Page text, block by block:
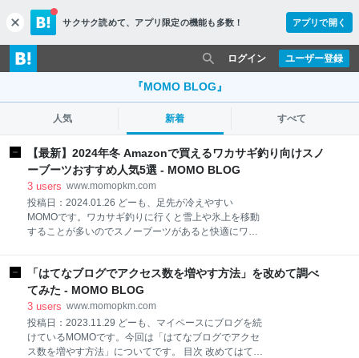
c
l
o
s
サクサク読めて、 アプリ限定の機能も多数！ アプリで開く
ユーザー登録
ログイン
『MOMO BLOG』
人気 新着 すべて
【最新】2024年冬 Amazonで買えるワカサギ釣り向けスノ
ーブーツおすすめ人気5選 - MOMO BLOG
3 users www.momopkm.com
投稿日：2024.01.26 どーも、足先が冷えやすい
MOMOです。ワカサギ釣りに行くと雪上や氷上を移動
することが多いのでスノーブーツがあると快適にワカ
紹介します。 ワカサギ釣り向けスノーブーツ THE
NORTH FACE トレッキングブーツ Nuptse Bootie WP
Logo Short THE NORTH FACE アプレ プルオン II
Columbia(コロンビア) ウィンターシューズ イエロー
テイル ブーツ ウォータープルーフ オムニヒート メン
ズ SOREL(ソレル) バクストンプルオン NM2738 スノ
「はてなブログでアクセス数を増やす方法」を改めて調べ
てみた - MOMO BLOG
3 users www.momopkm.com
投稿日：2023.11.29 どーも、マイペースにブログを続
けているMOMOです。今回は「はてなブログでアクセ
ス数を増やす方法」についてです。 目次 改めてはてな